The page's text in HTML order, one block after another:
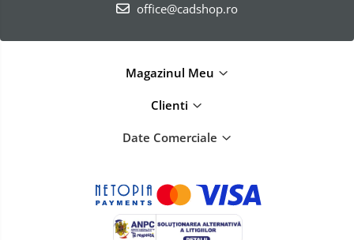
office@cadshop.ro
Magazinul Meu
Clienti
Date Comerciale